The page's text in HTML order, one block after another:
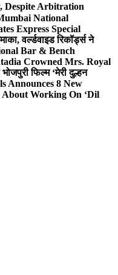
Despite Arbitration
National
Express Special
वर्ल्डवाइड रिकॉर्ड्स ने
Bar & Bench
Crowned Mrs. Royal
फिल्म ‘मेरी दुल्हन
Announces 8 New
Working On ‘Dil